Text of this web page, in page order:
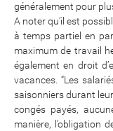
généralement pour
A noter qu’il est
à temps partiel en
maximum de travail
également en droit
vacances. “Les
saisonniers durant
congés payés,
manière, l’obligation